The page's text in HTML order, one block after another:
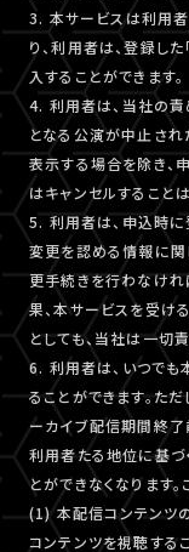
3. 本サービスは利用
り、利用者は、登録し
入することができます。
4. 利用者は、当社の
となる公演が中止さ
表示する場合を除き、
はキャンセルすること
5. 利用者は、申込時
変更を認める情報に関
更手続きを行わなけれ
果、本サービスを受け
としても、当社は一切
6. 利用者は、いつでも
ることができます。た
ーカイブ配信期間終了
利用者たる地位に基
とができなくなります
(1) 本配信コンテンツ
コンテンツを視聴する